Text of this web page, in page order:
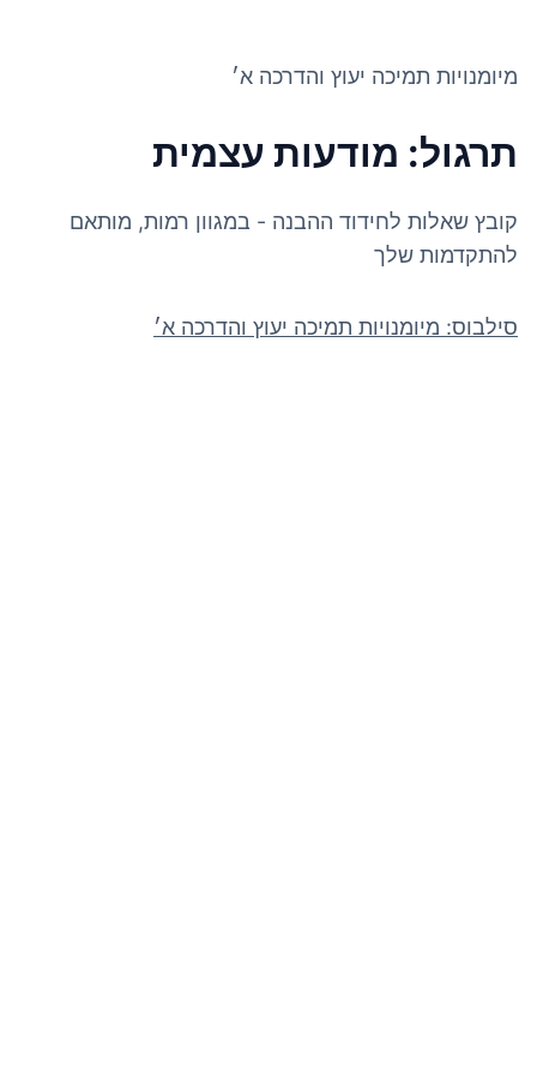
מיומנויות תמיכה יעוץ והדרכה א׳
תרגול: מודעות עצמית
קובץ שאלות לחידוד ההבנה - במגוון רמות, מותאם
להתקדמות שלך
סילבוס: מיומנויות תמיכה יעוץ והדרכה א׳